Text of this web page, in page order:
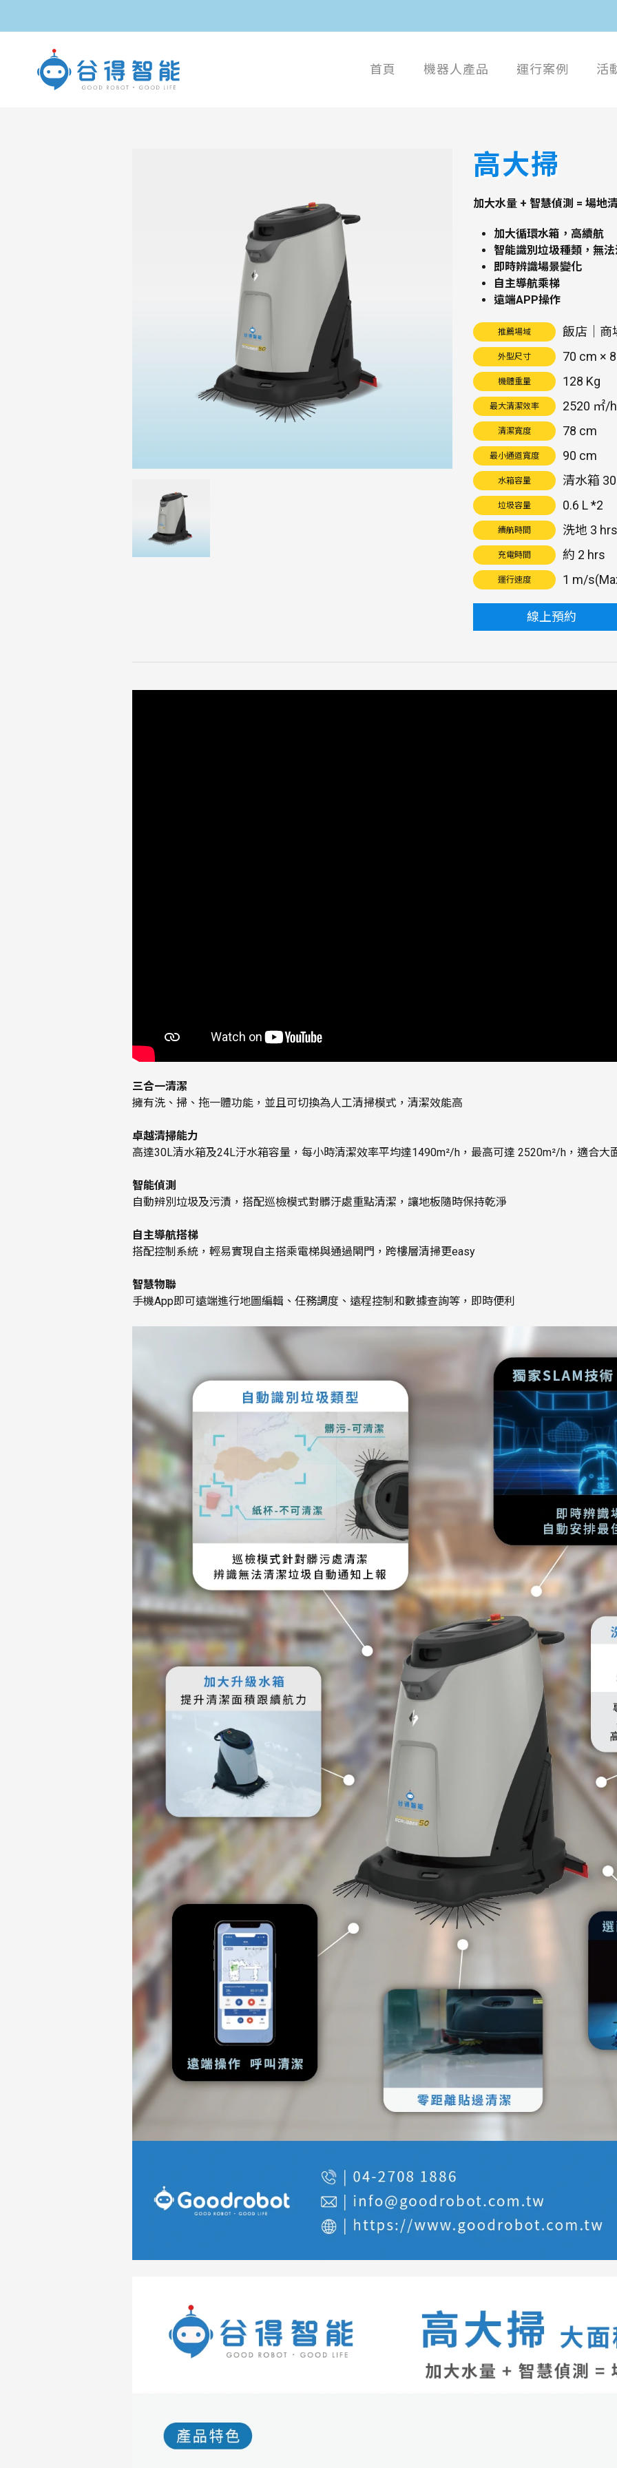
首頁 機器人產品 運行案例 活
高大掃
加大水量 + 智慧偵測 = 場地
加大循環水箱，高續航
智能識別垃圾種類，無
即時辨識場景變化
自主導航乘梯
遠端APP操作
推薦場域 飯店｜商
外型尺寸 70 cm ×
機體重量 128 Kg
最大清潔效率 2520 ㎡/h
清潔寬度 78 cm
最小通道寬度 90 cm
水箱容量 清水箱
垃圾容量 0.6 L *2
續航時間 洗地 3
充電時間 約 2 hrs
運行速度 1 m/
線上預約
三合一清潔
擁有洗、掃、拖一體功能，並且可切換為人工清掃模式，清潔效能高
卓越清掃能力
高達30L清水箱及24L汙水箱容量，每小時清潔效率平均達1490m²/h，最高可達 2520m²/h，適合大
智能偵測
自動辨別垃圾及污漬，搭配巡檢模式對髒汙處重點清潔，讓地板隨時保持乾淨
自主導航搭梯
搭配控制系統，輕易實現自主搭乘電梯與通過閘門，跨樓層清掃更easy
智慧物聯
手機App即可遠端進行地圖編輯、任務調度、遠程控制和數據查詢等，即時便利